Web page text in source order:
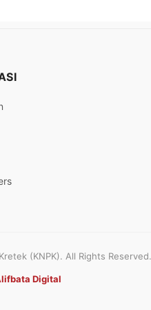
(KNPK). All Rights Reserved.
Digital